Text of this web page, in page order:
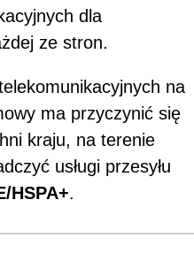
dla
ze stron.
na
ma przyczynić się
kraju, na terenie
usługi przesyłu
HSPA+.